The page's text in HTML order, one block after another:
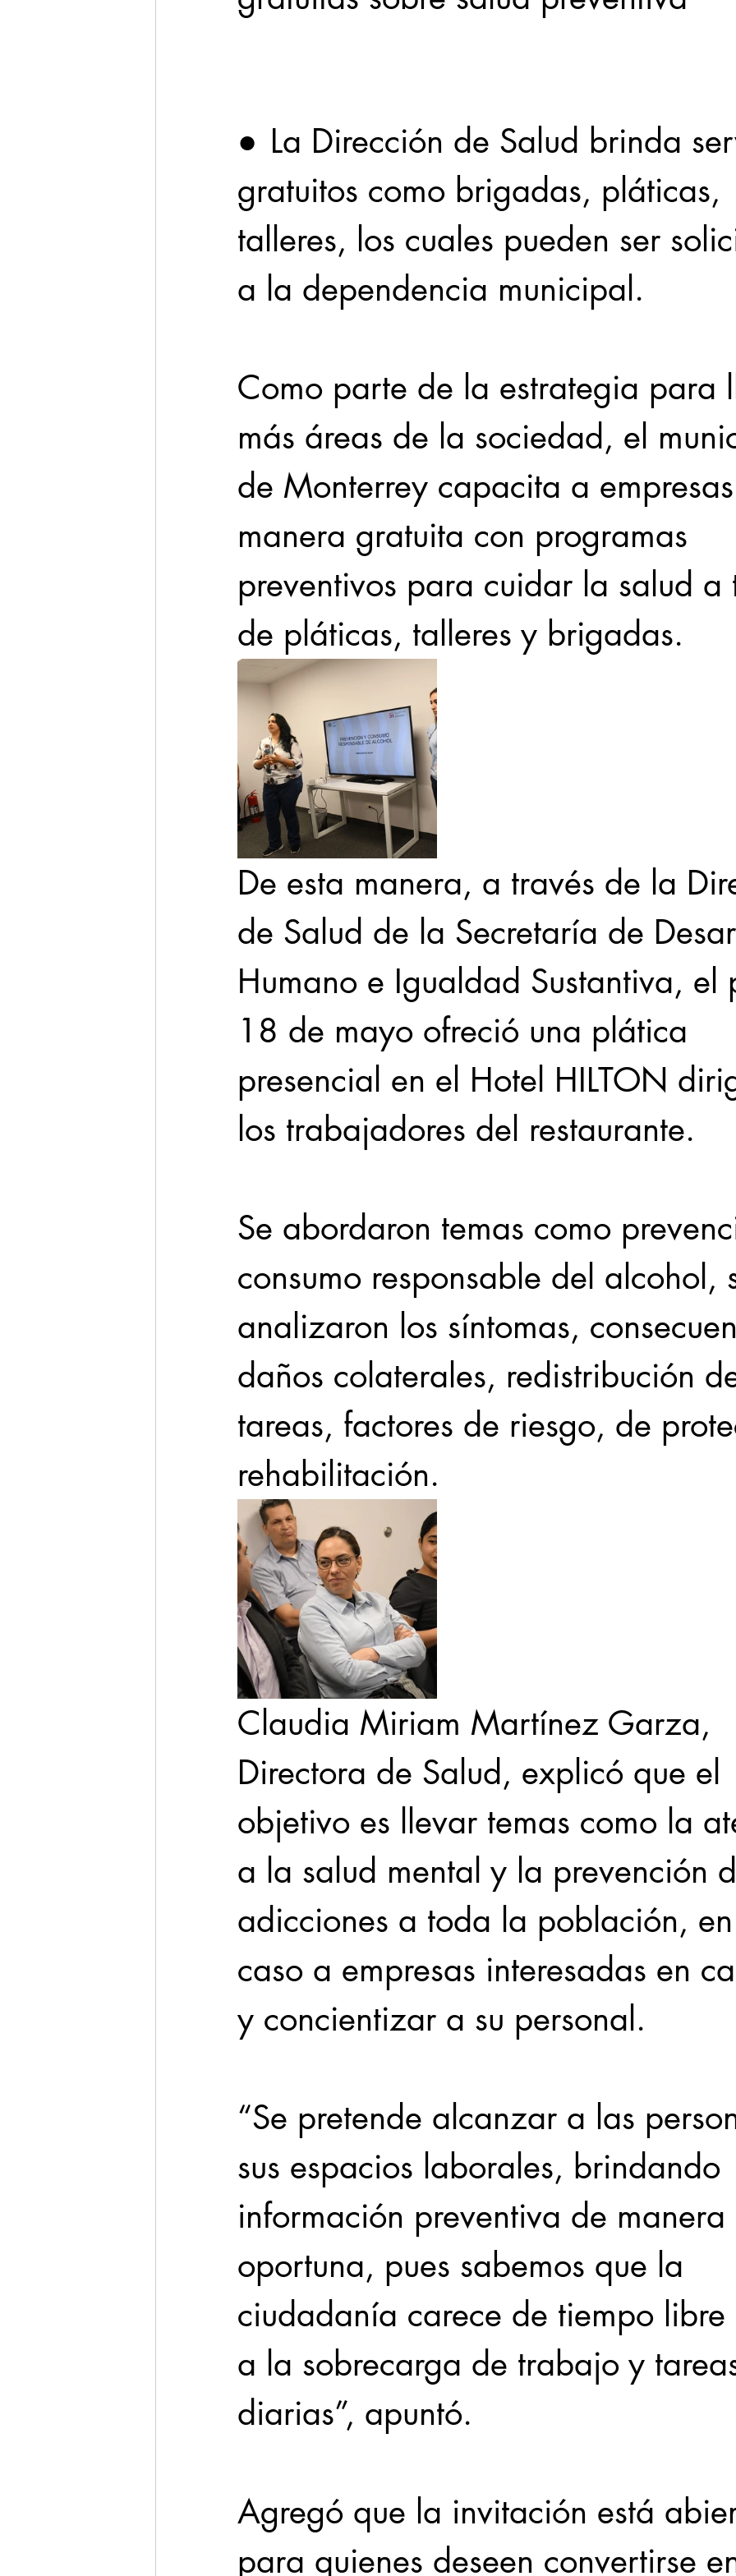
1 enero 31abr
●	La Dirección de Salud brinda servicios
gratuitos como brigadas, pláticas,
talleres, los cuales pueden ser
a la dependencia municipal.
Como parte de la estrategia para
más áreas de la sociedad, el
de Monterrey capacita a
manera gratuita con programas
preventivos para cuidar la salud a
de pláticas, talleres y brigadas.
De esta manera, a través de la
de Salud de la Secretaría de
Humano e Igualdad Sustantiva, el
18 de mayo ofreció una plática
presencial en el Hotel HILTON
los trabajadores del restaurante.
Se abordaron temas como
consumo responsable del alcohol,
analizaron los síntomas,
daños colaterales, redistribución
tareas, factores de riesgo, de
rehabilitación.
Claudia Miriam Martínez Garza,
Directora de Salud, explicó que el
objetivo es llevar temas como la
a la salud mental y la prevención
adicciones a toda la población,
caso a empresas interesadas en
y concientizar a su personal.
“Se pretende alcanzar a las
sus espacios laborales, brindando
información preventiva de manera
oportuna, pues sabemos que la
ciudadanía carece de tiempo
a la sobrecarga de trabajo y
diarias”, apuntó.
Agregó que la invitación está
para quienes deseen convertirse